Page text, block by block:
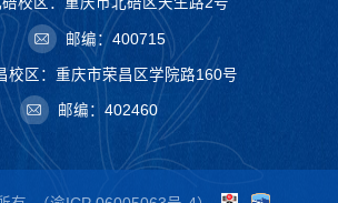
邮编：400715
校区：重庆市荣昌区学院路160号
邮编：402460